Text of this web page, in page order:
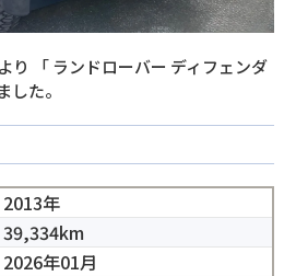
り 「 ランドローバー ディフェンダ
した。
2013年
39,334km
2026年01月